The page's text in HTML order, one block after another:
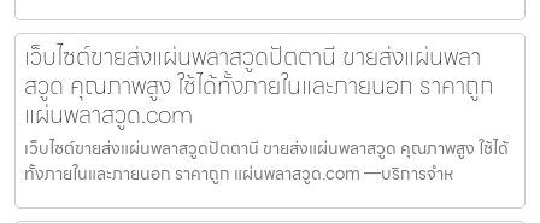
เว็บไซต์ขายส่งแผ่นพลาสวูดปัตตานี ขายส่งแผ่นพลา
สวูด คุณภาพสูง ใช้ได้ทั้งภายในและภายนอก ราคาถูก
แผ่นพลาสวูด.com
เว็บไซต์ขายส่งแผ่นพลาสวูดปัตตานี ขายส่งแผ่นพลาสวูด คุณภาพสูง ใช้ได้
ทั้งภายในและภายนอก ราคาถูก แผ่นพลาสวูด.com —บริการจำห